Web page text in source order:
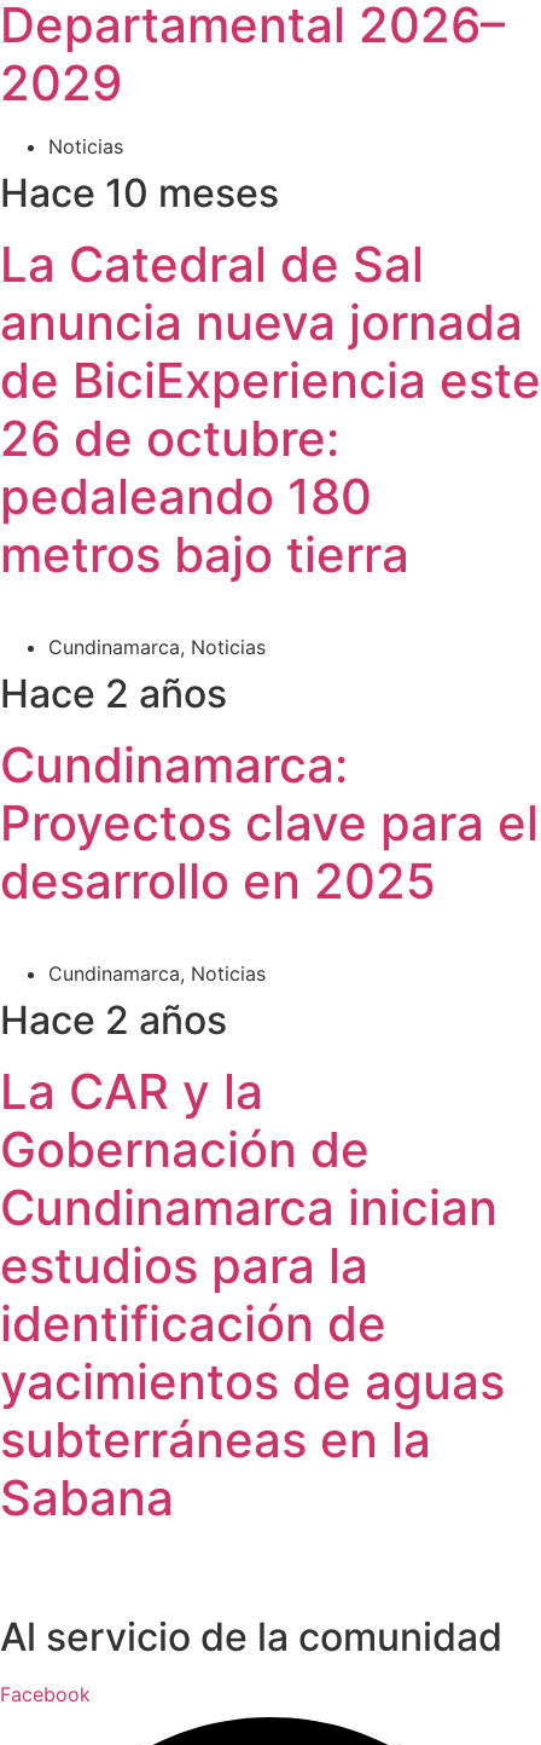
Departamental 2026–
2029
Noticias
Hace 10 meses
La Catedral de Sal
anuncia nueva jornada
de BiciExperiencia este
26 de octubre:
pedaleando 180
metros bajo tierra
Cundinamarca, Noticias
Hace 2 años
Cundinamarca:
Proyectos clave para el
desarrollo en 2025
Cundinamarca, Noticias
Hace 2 años
La CAR y la
Gobernación de
Cundinamarca inician
estudios para la
identificación de
yacimientos de aguas
subterráneas en la
Sabana
Al servicio de la comunidad
Facebook